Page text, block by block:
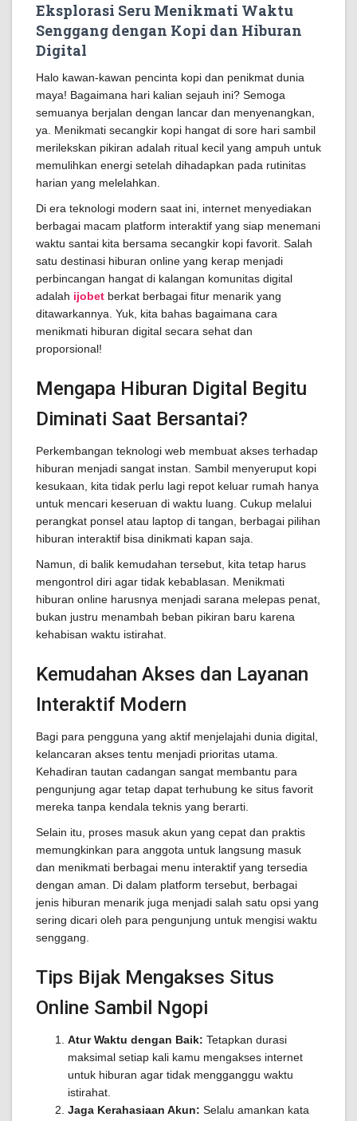
Eksplorasi Seru Menikmati Waktu
Senggang dengan Kopi dan Hiburan
Digital
Halo kawan-kawan pencinta kopi dan penikmat dunia
maya! Bagaimana hari kalian sejauh ini? Semoga
semuanya berjalan dengan lancar dan menyenangkan,
ya. Menikmati secangkir kopi hangat di sore hari sambil
merilekskan pikiran adalah ritual kecil yang ampuh untuk
memulihkan energi setelah dihadapkan pada rutinitas
harian yang melelahkan.
Di era teknologi modern saat ini, internet menyediakan
berbagai macam platform interaktif yang siap menemani
waktu santai kita bersama secangkir kopi favorit. Salah
satu destinasi hiburan online yang kerap menjadi
perbincangan hangat di kalangan komunitas digital
adalah ijobet berkat berbagai fitur menarik yang
ditawarkannya. Yuk, kita bahas bagaimana cara
menikmati hiburan digital secara sehat dan
proporsional!
Mengapa Hiburan Digital Begitu
Diminati Saat Bersantai?
Perkembangan teknologi web membuat akses terhadap
hiburan menjadi sangat instan. Sambil menyeruput kopi
kesukaan, kita tidak perlu lagi repot keluar rumah hanya
untuk mencari keseruan di waktu luang. Cukup melalui
perangkat ponsel atau laptop di tangan, berbagai pilihan
hiburan interaktif bisa dinikmati kapan saja.
Namun, di balik kemudahan tersebut, kita tetap harus
mengontrol diri agar tidak kebablasan. Menikmati
hiburan online harusnya menjadi sarana melepas penat,
bukan justru menambah beban pikiran baru karena
kehabisan waktu istirahat.
Kemudahan Akses dan Layanan
Interaktif Modern
Bagi para pengguna yang aktif menjelajahi dunia digital,
kelancaran akses tentu menjadi prioritas utama.
Kehadiran tautan cadangan sangat membantu para
pengunjung agar tetap dapat terhubung ke situs favorit
mereka tanpa kendala teknis yang berarti.
Selain itu, proses masuk akun yang cepat dan praktis
memungkinkan para anggota untuk langsung masuk
dan menikmati berbagai menu interaktif yang tersedia
dengan aman. Di dalam platform tersebut, berbagai
jenis hiburan menarik juga menjadi salah satu opsi yang
sering dicari oleh para pengunjung untuk mengisi waktu
senggang.
Tips Bijak Mengakses Situs
Online Sambil Ngopi
Atur Waktu dengan Baik: Tetapkan durasi
maksimal setiap kali kamu mengakses internet
untuk hiburan agar tidak mengganggu waktu
istirahat.
Jaga Kerahasiaan Akun: Selalu amankan kata